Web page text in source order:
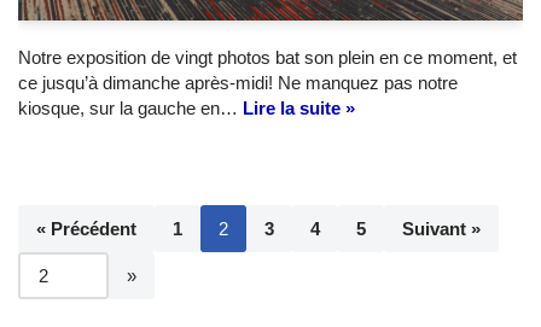
Notre exposition de vingt photos bat son plein en ce moment, et
ce jusqu’à dimanche après-midi! Ne manquez pas notre
kiosque, sur la gauche en… Lire la suite »
« Précédent 1 2 3 4 5 Suivant »